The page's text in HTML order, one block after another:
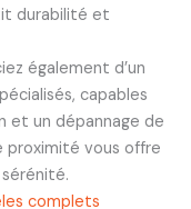
durabilité et
également d’un
capables
et un dépannage de
proximité vous offre
complets